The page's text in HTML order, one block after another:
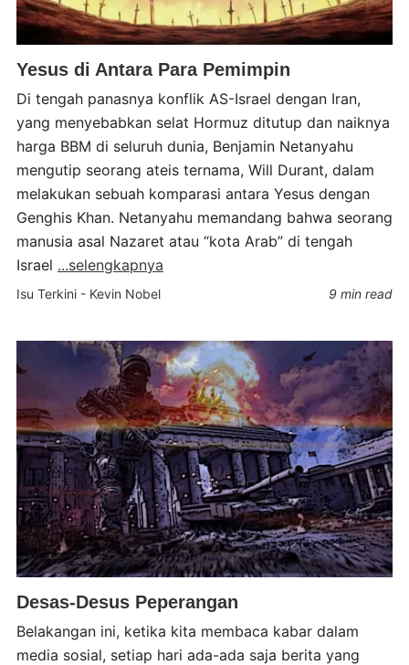
Yesus di Antara Para Pemimpin
Di tengah panasnya konflik AS-Israel dengan Iran,
yang menyebabkan selat Hormuz ditutup dan naiknya
harga BBM di seluruh dunia, Benjamin Netanyahu
mengutip seorang ateis ternama, Will Durant, dalam
melakukan sebuah komparasi antara Yesus dengan
Genghis Khan. Netanyahu memandang bahwa seorang
manusia asal Nazaret atau “kota Arab” di tengah
Israel ...selengkapnya
Isu Terkini - Kevin Nobel 9 min read
Desas-Desus Peperangan
Belakangan ini, ketika kita membaca kabar dalam
media sosial, setiap hari ada-ada saja berita yang